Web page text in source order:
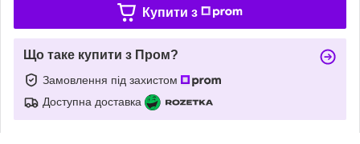
Купити з
Що таке купити з Пром?
Замовлення під захистом
Доступна доставка